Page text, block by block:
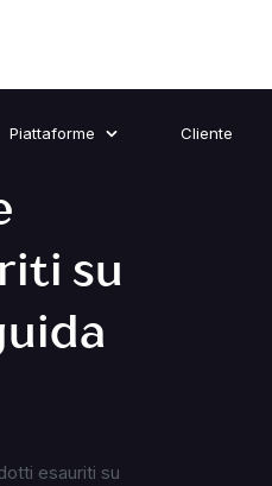
Piattaforme Cliente
su
esauriti su